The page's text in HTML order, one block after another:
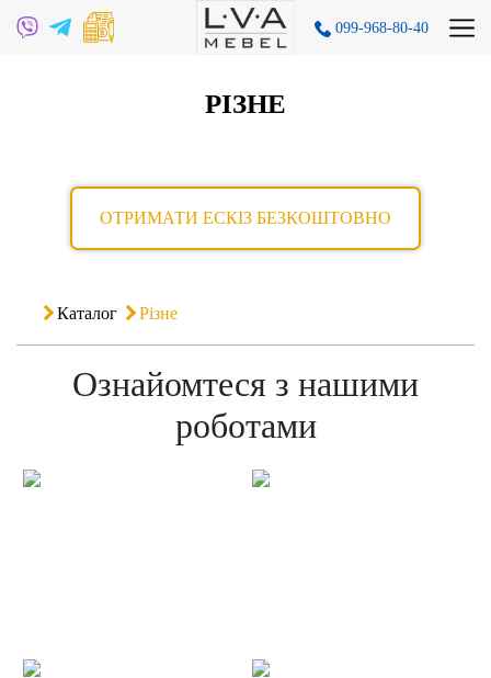
099-968-80-40
РІЗНЕ
ОТРИМАТИ ЕСКІЗ БЕЗКОШТОВНО
Каталог Різне
Ознайомтеся з нашими
роботами